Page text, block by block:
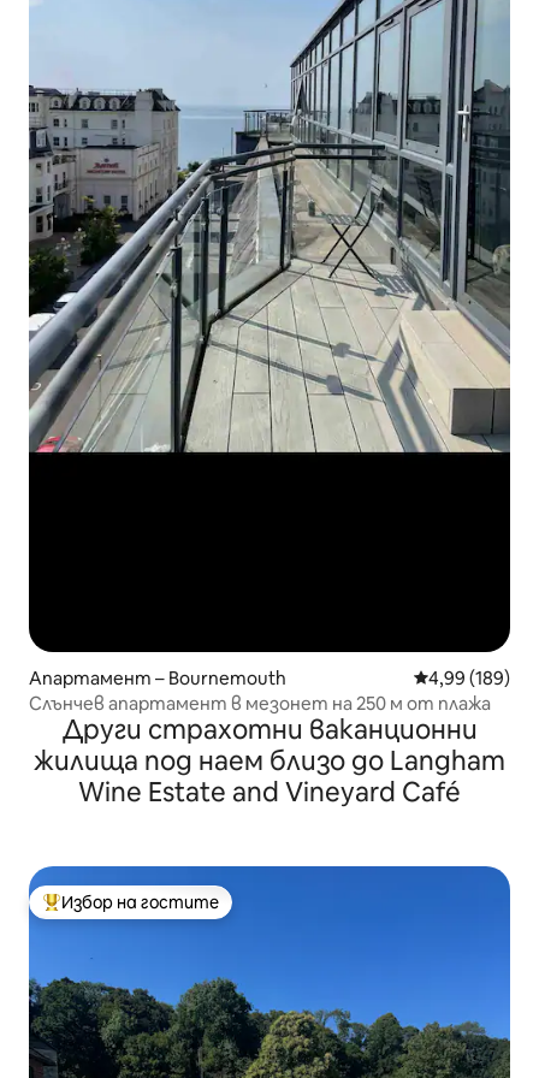
Апартамент – Bournemouth Средна
4,99 (189)
Слънчев апартамент в мезонет на 250 м от плажа
Други страхотни ваканционни
жилища под наем близо до Langham
Wine Estate and Vineyard Café
Най-популярен избор на гостите
Избор на гостите